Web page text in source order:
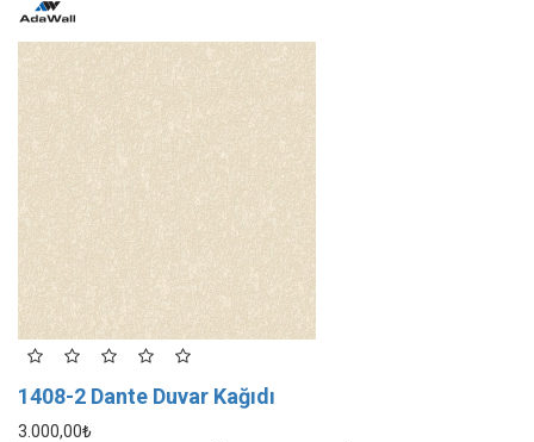
1408-2 Dante Duvar Kağıdı
3.000,00₺